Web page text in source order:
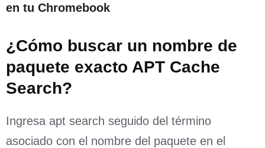
en tu Chromebook
¿Cómo buscar un nombre de
paquete exacto APT Cache
Search?
Ingresa apt search seguido del término
asociado con el nombre del paquete en el